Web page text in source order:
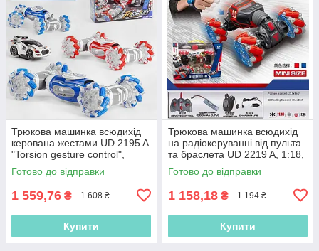
Трюкова машинка всюдихід
керована жестами UD 2195 A
"Torsion gesture control",
підсвічування коліс, 2
кольори
Готово до відправки
1 559,76 ₴ 1 608 ₴
Купити
Трюкова машинка всюдихід
на радіокеруванні від пульта
та браслета UD 2219 A, 1:18,
роликові колеса, акум.3,7V
Готово до відправки
1 158,18 ₴ 1 194 ₴
Купити